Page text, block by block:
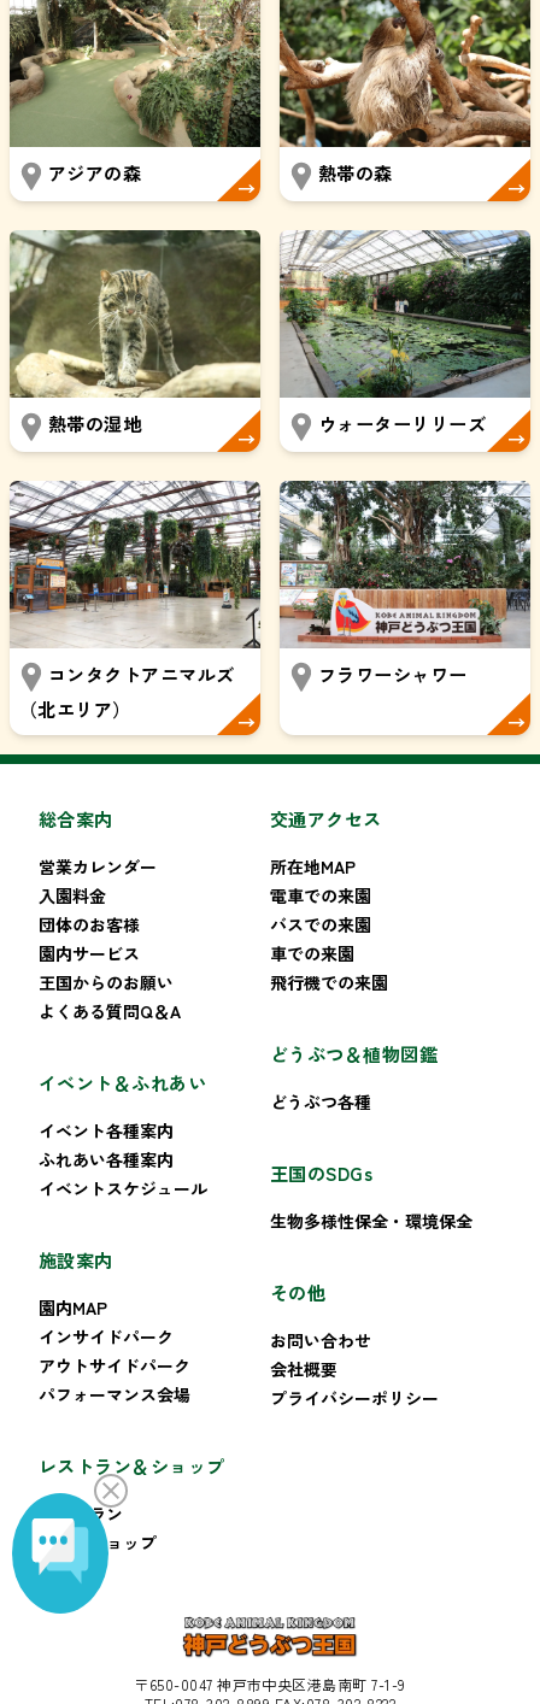
アジアの森 熱帯の森
熱帯の湿地 ウォーターリリーズ
コンタクトアニマルズ
（北エリア）
フラワーシャワー
総合案内
営業カレンダー
入園料金
団体のお客様
園内サービス
王国からのお願い
よくある質問Q＆A
イベント＆ふれあい
イベント各種案内
ふれあい各種案内
イベントスケジュール
施設案内
園内MAP
インサイドパーク
アウトサイドパーク
パフォーマンス会場
レストラン＆ショップ
レストラン
ギフトショップ
交通アクセス
所在地MAP
電車での来園
バスでの来園
車での来園
飛行機での来園
どうぶつ＆植物図鑑
どうぶつ各種
王国のSDGs
生物多様性保全・環境保全
その他
お問い合わせ
会社概要
プライバシーポリシー
〒650-0047 神戸市中央区港島南町 7-1-9